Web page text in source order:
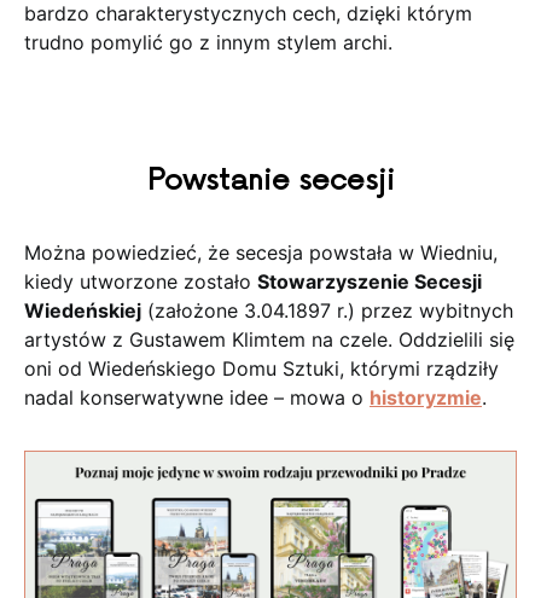
bardzo charakterystycznych cech, dzięki którym
trudno pomylić go z innym stylem archi.
Powstanie secesji
Można powiedzieć, że secesja powstała w Wiedniu,
kiedy utworzone zostało Stowarzyszenie Secesji
Wiedeńskiej (założone 3.04.1897 r.) przez wybitnych
artystów z Gustawem Klimtem na czele. Oddzielili się
oni od Wiedeńskiego Domu Sztuki, którymi rządziły
nadal konserwatywne idee – mowa o historyzmie.